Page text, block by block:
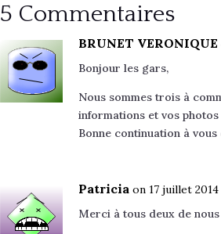
5 Commentaires
BRUNET VERONIQUE
Bonjour les gars,
Nous sommes trois à
informations et vos
Bonne continuation à
Patricia on 17 juillet 2014
Merci à tous deux de